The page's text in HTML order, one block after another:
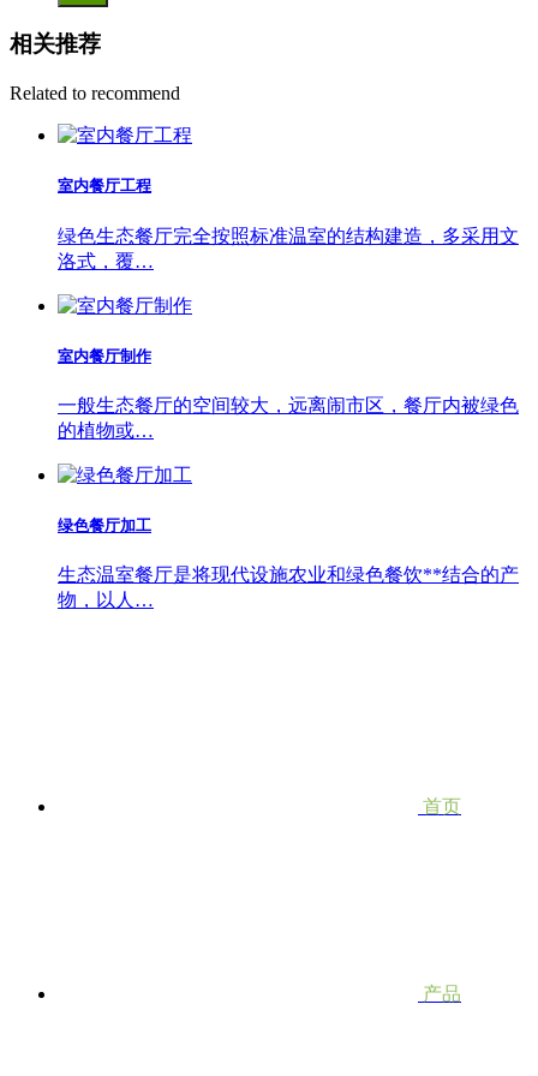
相关推荐
Related to recommend
室内餐厅工程
绿色生态餐厅完全按照标准温室的结构建造，多采用文
洛式，覆…
室内餐厅制作
一般生态餐厅的空间较大，远离闹市区，餐厅内被绿色
的植物或…
绿色餐厅加工
生态温室餐厅是将现代设施农业和绿色餐饮**结合的产
物，以人…
首页
产品